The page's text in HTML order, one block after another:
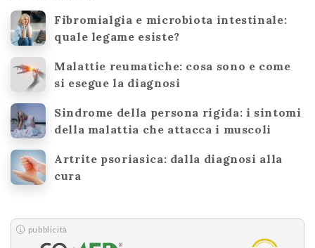
Fibromialgia e microbiota intestinale:
quale legame esiste?
Malattie reumatiche: cosa sono e come
si esegue la diagnosi
Sindrome della persona rigida: i sintomi
della malattia che attacca i muscoli
Artrite psoriasica: dalla diagnosi alla
cura
pubblicità